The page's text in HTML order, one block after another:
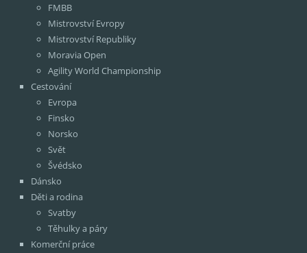
FMBB
Mistrovství Evropy
Mistrovství Republiky
Moravia Open
Agility World Championship
Cestování
Evropa
Finsko
Norsko
Svět
Švédsko
Dánsko
Děti a rodina
Svatby
Těhulky a páry
Komerční práce